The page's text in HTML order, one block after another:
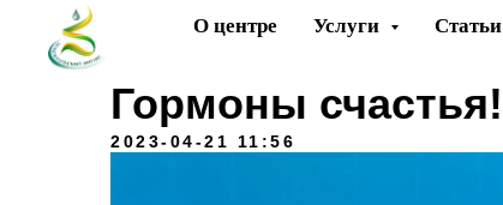
О центре Услуги Статьи
Гормоны счастья!
2023-04-21 11:56